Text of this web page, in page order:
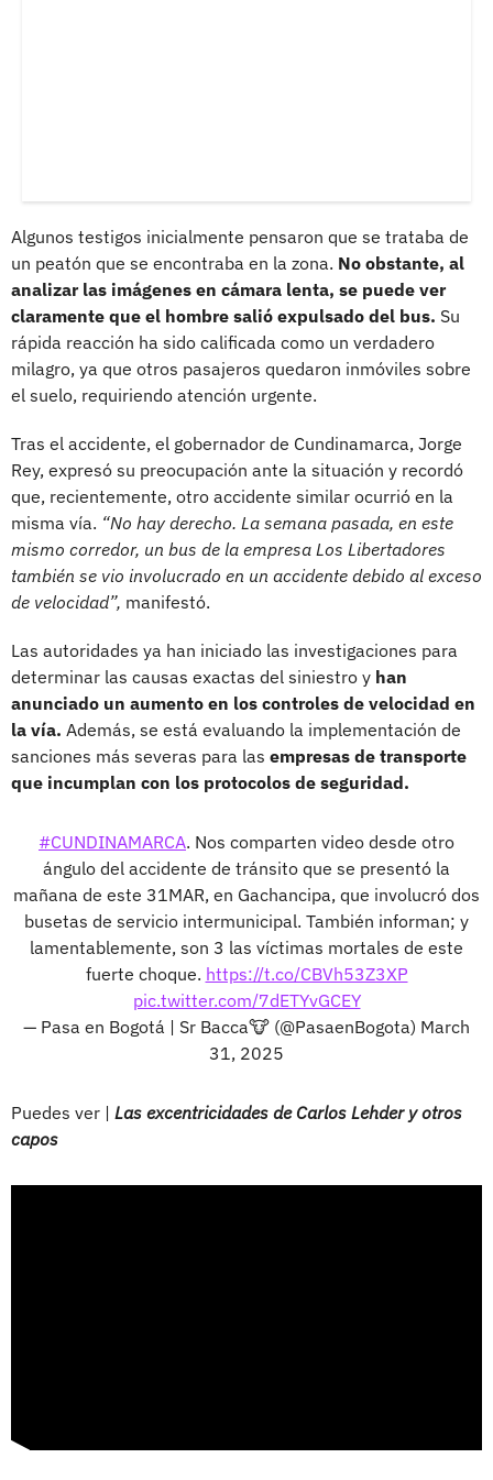
Algunos testigos inicialmente pensaron que se trataba de
un peatón que se encontraba en la zona. No obstante, al
analizar las imágenes en cámara lenta, se puede ver
claramente que el hombre salió expulsado del bus. Su
rápida reacción ha sido calificada como un verdadero
milagro, ya que otros pasajeros quedaron inmóviles sobre
el suelo, requiriendo atención urgente.
Tras el accidente, el gobernador de Cundinamarca, Jorge
Rey, expresó su preocupación ante la situación y recordó
que, recientemente, otro accidente similar ocurrió en la
misma vía. “No hay derecho. La semana pasada, en este
mismo corredor, un bus de la empresa Los Libertadores
también se vio involucrado en un accidente debido al exceso
de velocidad”, manifestó.
Las autoridades ya han iniciado las investigaciones para
determinar las causas exactas del siniestro y han
anunciado un aumento en los controles de velocidad en
la vía. Además, se está evaluando la implementación de
sanciones más severas para las empresas de transporte
que incumplan con los protocolos de seguridad.
#CUNDINAMARCA. Nos comparten video desde otro
ángulo del accidente de tránsito que se presentó la
mañana de este 31MAR, en Gachancipa, que involucró dos
busetas de servicio intermunicipal. También informan; y
lamentablemente, son 3 las víctimas mortales de este
fuerte choque. https://t.co/CBVh53Z3XP
pic.twitter.com/7dETYvGCEY
— Pasa en Bogotá | Sr Bacca🐮 (@PasaenBogota) March
31, 2025
Puedes ver | Las excentricidades de Carlos Lehder y otros
capos